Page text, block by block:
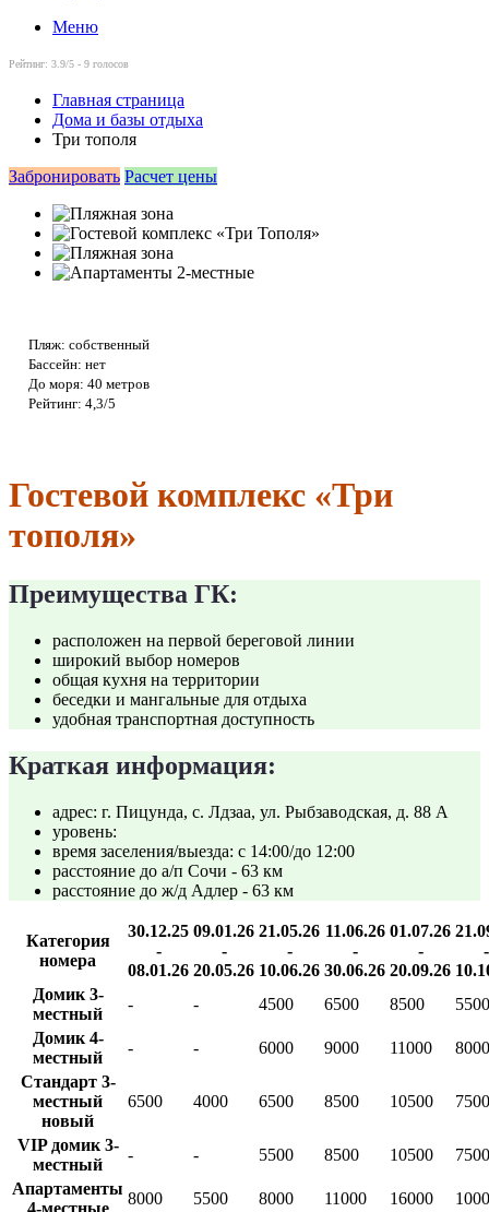
Меню
Рейтинг: 3.9/5 - 9 голосов
Главная страница
Дома и базы отдыха
Три тополя
Забронировать Расчет цены
Пляж: собственный
Бассейн: нет
До моря: 40 метров
Рейтинг: 4,3/5
Гостевой комплекс «Три
тополя»
Преимущества ГК:
расположен на первой береговой линии
широкий выбор номеров
общая кухня на территории
беседки и мангальные для отдыха
удобная транспортная доступность
Краткая информация:
адрес: г. Пицунда, с. Лдзаа, ул. Рыбзаводская, д. 88 А
уровень:
время заселения/выезда: с 14:00/до 12:00
расстояние до а/п Сочи - 63 км
расстояние до ж/д Адлер - 63 км
Категория
номера
30.12.25
-
08.01.26
09.01.26
-
20.05.26
21.05.26
-
10.06.26
11.06.26
-
30.06.26
01.07.26
-
20.09.26
-
Домик 3-
местный
- - 4500 6500 8500
5500
Домик 4-
местный
- - 6000 9000 11000
8000
Стандарт 3-
местный
новый
6500 4000 6500 8500 10500 7500
VIP домик 3-
местный
- - 5500 8500 10500
7500
Апартаменты
4-местные
8000 5500 8000 11000 16000